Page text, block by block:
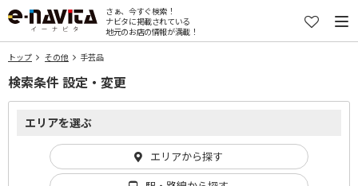
さぁ、今すぐ検索！
ナビタに掲載されている
地元のお店の情報が満載！
トップ その他 手芸品
検索条件 設定・変更
エリアを選ぶ
エリアから探す